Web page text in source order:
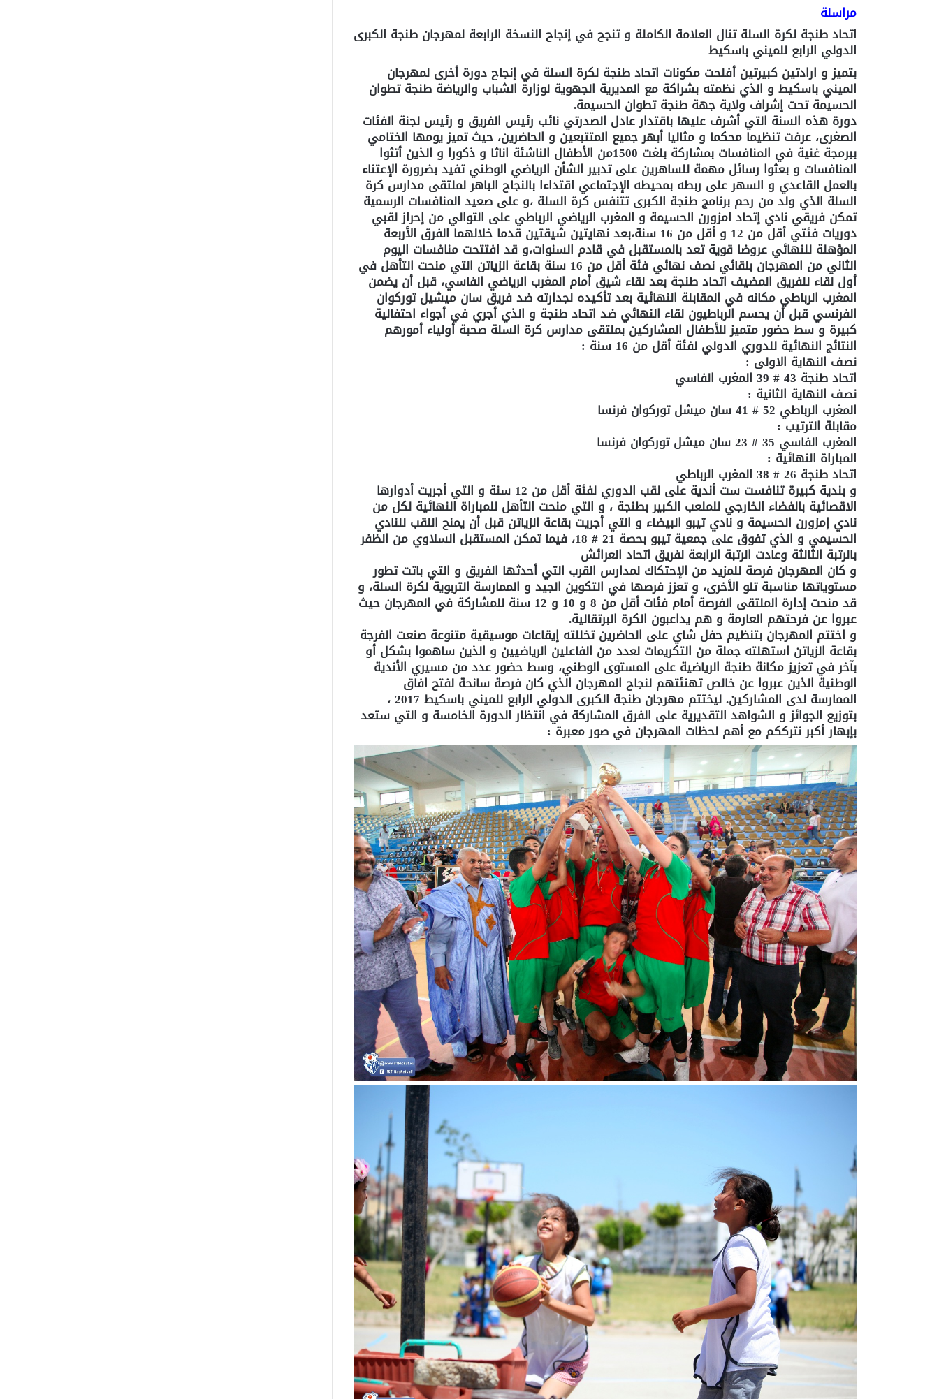
مراسلة
اتحاد طنجة لكرة السلة تنال العلامة الكاملة و تنجح في إنجاح النسخة الرابعة لمهرجان طنجة الكبرى
الدولي الرابع للميني باسكيط
بتميز و ارادتين كبيرتين أفلحت مكونات اتحاد طنجة لكرة السلة في إنجاح دورة أخرى لمهرجان
الميني باسكيط و الذي نظمته بشراكة مع المديرية الجهوية لوزارة الشباب والرياضة طنجة تطوان
الحسيمة تحت إشراف ولاية جهة طنجة تطوان الحسيمة.
دورة هذه السنة التي أشرف عليها باقتدار عادل الصدرتي نائب رئيس الفريق و رئيس لجنة الفئات
الصغرى، عرفت تنظيما محكما و مثاليا أبهر جميع المتتبعين و الحاضرين، حيث تميز يومها الختامي
ببرمجة غنية في المنافسات بمشاركة بلغت 1500من الأطفال الناشئة اناثا و ذكورا و الذين أتثوا
المنافسات و بعثوا رسائل مهمة للساهرين على تدبير الشأن الرياضي الوطني تفيد بضرورة الإعتناء
بالعمل القاعدي و السهر على ربطه بمحيطه الإجتماعي اقتداءا بالنجاح الباهر لملتقى مدارس كرة
السلة الذي ولد من رحم برنامج طنجة الكبرى تتنفس كرة السلة ،و على صعيد المنافسات الرسمية
تمكن فريقي نادي إتحاد امزورن الحسيمة و المغرب الرياضي الرباطي على التوالي من إحراز لقبي
دوريات فئتي أقل من 12 و أقل من 16 سنة،بعد نهايتين شيقتين قدما خلالهما الفرق الأربعة
المؤهلة للنهائي عروضا قوية تعد بالمستقبل في قادم السنوات،و قد افتتحت منافسات اليوم
الثاني من المهرجان بلقائي نصف نهائي فئة أقل من 16 سنة بقاعة الزياتن التي منحت التأهل في
أول لقاء للفريق المضيف اتحاد طنجة بعد لقاء شيق أمام المغرب الرياضي الفاسي، قبل أن يضمن
المغرب الرباطي مكانه في المقابلة النهائية بعد تأكيده لجدارته ضد فريق سان ميشيل توركوان
الفرنسي قبل أن يحسم الرباطيون لقاء النهائي ضد اتحاد طنجة و الذي أجري في أجواء احتفالية
كبيرة و سط حضور متميز للأطفال المشاركين بملتقى مدارس كرة السلة صحبة أولياء أمورهم
النتائج النهائية للدوري الدولي لفئة أقل من 16 سنة :
نصف النهاية الاولى :
اتحاد طنجة 43 # 39 المغرب الفاسي
نصف النهاية الثانية :
المغرب الرباطي 52 # 41 سان ميشل توركوان فرنسا
مقابلة الترتيب :
المغرب الفاسي 35 # 23 سان ميشل توركوان فرنسا
المباراة النهائية :
اتحاد طنجة 26 # 38 المغرب الرباطي
و بندية كبيرة تنافست ست أندية على لقب الدوري لفئة أقل من 12 سنة و التي أجريت أدوارها
الاقصائية بالفضاء الخارجي للملعب الكبير بطنجة ، و التي منحت التأهل للمباراة النهائية لكل من
نادي إمزورن الحسيمة و نادي تيبو البيضاء و التي أجريت بقاعة الزياتن قبل أن يمنح اللقب للنادي
الحسيمي و الذي تفوق على جمعية تيبو بحصة 21 # 18، فيما تمكن المستقبل السلاوي من الظفر
بالرتبة الثالثة وعادت الرتبة الرابعة لفريق اتحاد العرائش
و كان المهرجان فرصة للمزيد من الإحتكاك لمدارس القرب التي أحدثها الفريق و التي باتت تطور
مستوياتها مناسبة تلو الأخرى، و تعزز فرصها في التكوين الجيد و الممارسة التربوية لكرة السلة، و
قد منحت إدارة الملتقى الفرصة أمام فئات أقل من 8 و 10 و 12 سنة للمشاركة في المهرجان حيث
عبروا عن فرحتهم العارمة و هم يداعبون الكرة البرتقالية.
و اختتم المهرجان بتنظيم حفل شاي على الحاضرين تخللته إيقاعات موسيقية متنوعة صنعت الفرجة
بقاعة الزياتن استهلته جملة من التكريمات لعدد من الفاعلين الرياضيين و الذين ساهموا بشكل أو
بآخر في تعزيز مكانة طنجة الرياضية على المستوى الوطني، وسط حضور عدد من مسيري الأندية
الوطنية الذين عبروا عن خالص تهنئتهم لنجاح المهرجان الذي كان فرصة سانحة لفتح افاق
الممارسة لدى المشاركين. ليختتم مهرجان طنجة الكبرى الدولي الرابع للميني باسكيط 2017 ،
بتوزيع الجوائز و الشواهد التقديرية على الفرق المشاركة في انتظار الدورة الخامسة و التي ستعد
بإبهار أكبر نترككم مع أهم لحظات المهرجان في صور معبرة :